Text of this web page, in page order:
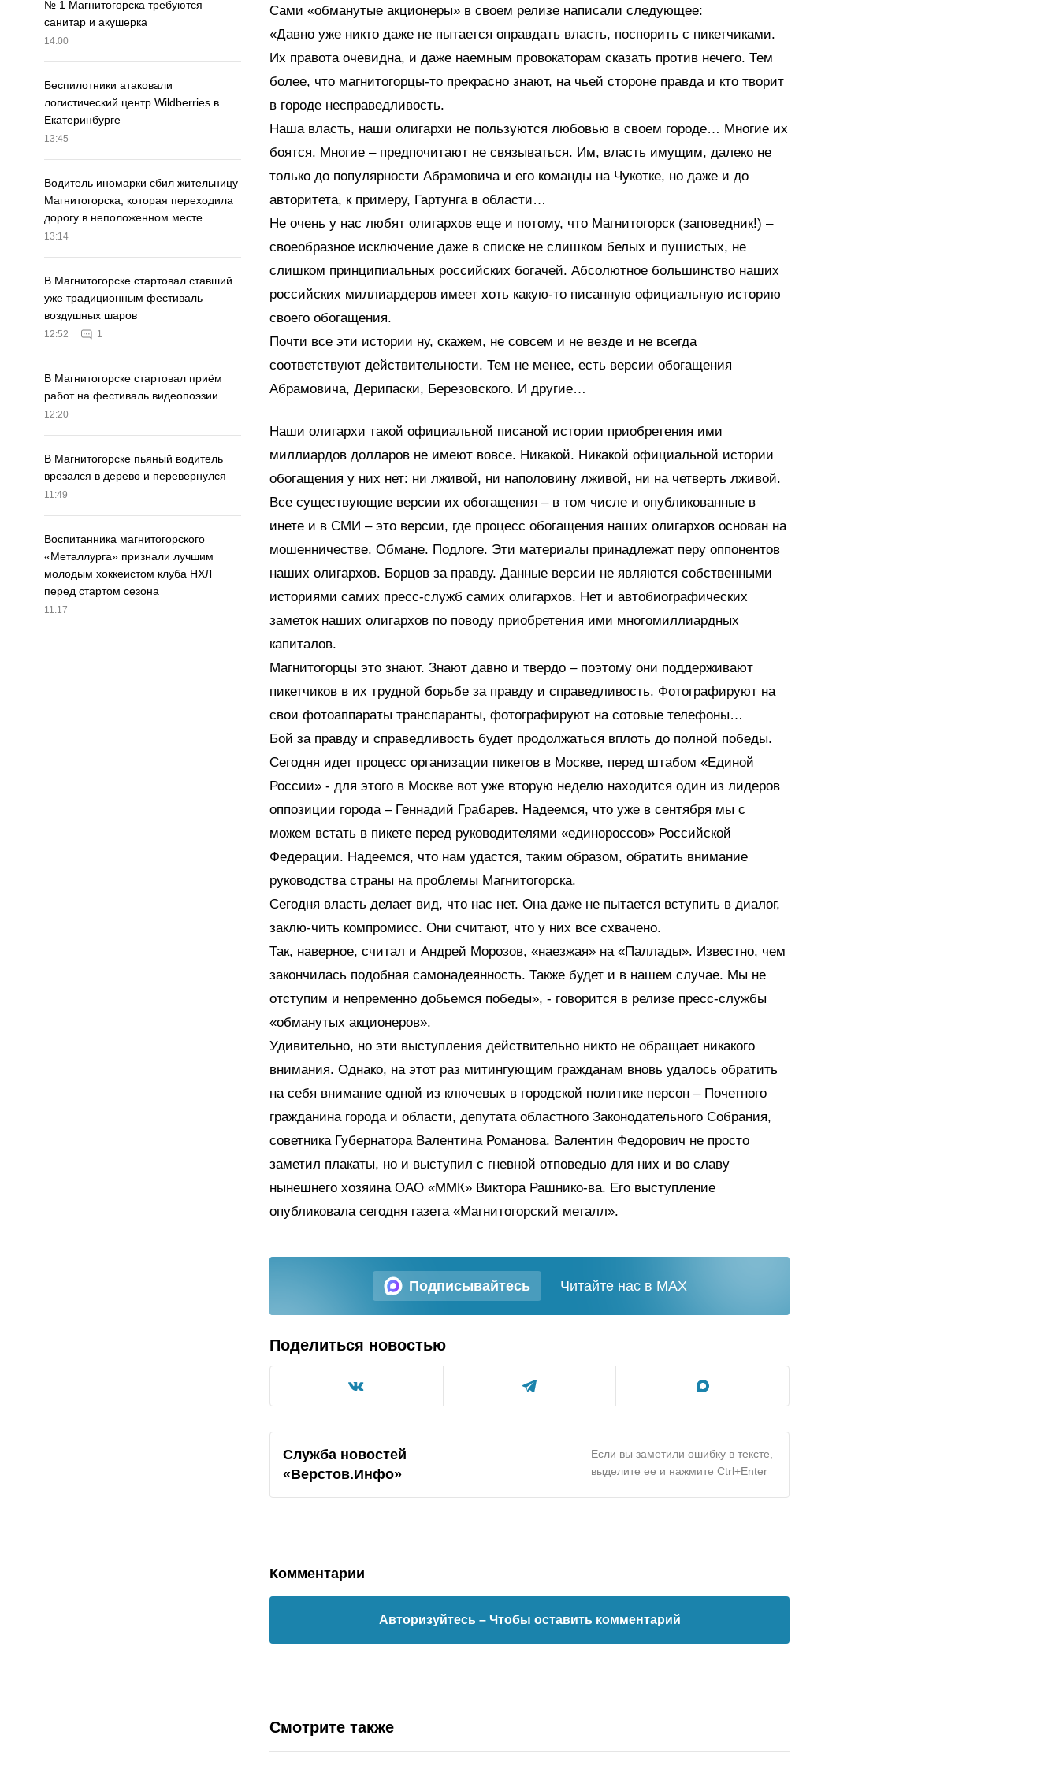
№ 1 Магнитогорска требуются
санитар и акушерка
14:00
Беспилотники атаковали
логистический центр Wildberries в
Екатеринбурге
13:45
Водитель иномарки сбил жительницу
Магнитогорска, которая переходила
дорогу в неположенном месте
13:14
В Магнитогорске стартовал ставший
уже традиционным фестиваль
воздушных шаров
12:52 1
В Магнитогорске стартовал приём
работ на фестиваль видеопоэзии
12:20
В Магнитогорске пьяный водитель
врезался в дерево и перевернулся
11:49
Воспитанника магнитогорского
«Металлурга» признали лучшим
молодым хоккеистом клуба НХЛ
перед стартом сезона
11:17
Сами «обманутые акционеры» в своем релизе написали следующее:
«Давно уже никто даже не пытается оправдать власть, поспорить с пикетчиками.
Их правота очевидна, и даже наемным провокаторам сказать против нечего. Тем
более, что магнитогорцы-то прекрасно знают, на чьей стороне правда и кто творит
в городе несправедливость.
Наша власть, наши олигархи не пользуются любовью в своем городе… Многие их
боятся. Многие – предпочитают не связываться. Им, власть имущим, далеко не
только до популярности Абрамовича и его команды на Чукотке, но даже и до
авторитета, к примеру, Гартунга в области…
Не очень у нас любят олигархов еще и потому, что Магнитогорск (заповедник!) –
своеобразное исключение даже в списке не слишком белых и пушистых, не
слишком принципиальных российских богачей. Абсолютное большинство наших
российских миллиардеров имеет хоть какую-то писанную официальную историю
своего обогащения.
Почти все эти истории ну, скажем, не совсем и не везде и не всегда
соответствуют действительности. Тем не менее, есть версии обогащения
Абрамовича, Дерипаски, Березовского. И другие…
Наши олигархи такой официальной писаной истории приобретения ими
миллиардов долларов не имеют вовсе. Никакой. Никакой официальной истории
обогащения у них нет: ни лживой, ни наполовину лживой, ни на четверть лживой.
Все существующие версии их обогащения – в том числе и опубликованные в
инете и в СМИ – это версии, где процесс обогащения наших олигархов основан на
мошенничестве. Обмане. Подлоге. Эти материалы принадлежат перу оппонентов
наших олигархов. Борцов за правду. Данные версии не являются собственными
историями самих пресс-служб самих олигархов. Нет и автобиографических
заметок наших олигархов по поводу приобретения ими многомиллиардных
капиталов.
Магнитогорцы это знают. Знают давно и твердо – поэтому они поддерживают
пикетчиков в их трудной борьбе за правду и справедливость. Фотографируют на
свои фотоаппараты транспаранты, фотографируют на сотовые телефоны…
Бой за правду и справедливость будет продолжаться вплоть до полной победы.
Сегодня идет процесс организации пикетов в Москве, перед штабом «Единой
России» - для этого в Москве вот уже вторую неделю находится один из лидеров
оппозиции города – Геннадий Грабарев. Надеемся, что уже в сентября мы с
можем встать в пикете перед руководителями «единороссов» Российской
Федерации. Надеемся, что нам удастся, таким образом, обратить внимание
руководства страны на проблемы Магнитогорска.
Сегодня власть делает вид, что нас нет. Она даже не пытается вступить в диалог,
заклю-чить компромисс. Они считают, что у них все схвачено.
Так, наверное, считал и Андрей Морозов, «наезжая» на «Паллады». Известно, чем
закончилась подобная самонадеянность. Также будет и в нашем случае. Мы не
отступим и непременно добьемся победы», - говорится в релизе пресс-службы
«обманутых акционеров».
Удивительно, но эти выступления действительно никто не обращает никакого
внимания. Однако, на этот раз митингующим гражданам вновь удалось обратить
на себя внимание одной из ключевых в городской политике персон – Почетного
гражданина города и области, депутата областного Законодательного Собрания,
советника Губернатора Валентина Романова. Валентин Федорович не просто
заметил плакаты, но и выступил с гневной отповедью для них и во славу
нынешнего хозяина ОАО «ММК» Виктора Рашнико-ва. Его выступление
опубликовала сегодня газета «Магнитогорский металл».
Подписывайтесь Читайте нас в MAX
Поделиться новостью
Служба новостей
«Верстов.Инфо»
Если вы заметили ошибку в тексте,
выделите ее и нажмите Ctrl+Enter
Комментарии
Авторизуйтесь – Чтобы оставить комментарий
Смотрите также